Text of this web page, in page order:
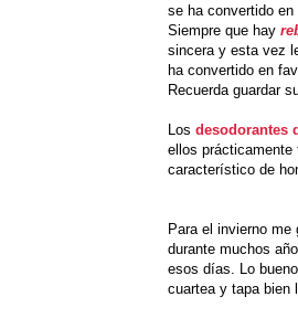
se ha convertido
Siempre que hay
sincera y esta vez
ha convertido en
Recuerda guardar
Los desodorantes
ellos
característico de
Para el invierno
durante muchos
esos días. Lo
cuartea y tapa bien